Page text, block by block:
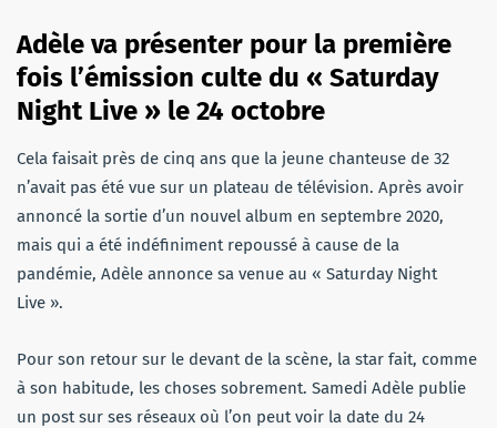
Adèle va présenter pour la première
fois l’émission culte du « Saturday
Night Live » le 24 octobre
Cela faisait près de cinq ans que la jeune chanteuse de 32
n’avait pas été vue sur un plateau de télévision. Après avoir
annoncé la sortie d’un nouvel album en septembre 2020,
mais qui a été indéfiniment repoussé à cause de la
pandémie, Adèle annonce sa venue au « Saturday Night
Live ».
Pour son retour sur le devant de la scène, la star fait, comme
à son habitude, les choses sobrement. Samedi Adèle publie
un post sur ses réseaux où l’on peut voir la date du 24